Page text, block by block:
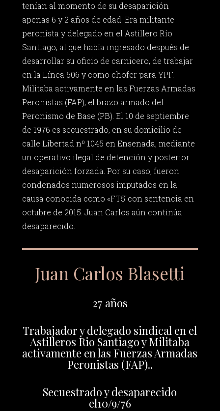
tenían al momento de su desaparición
apenas 6 y 2 años de edad. Era militante
peronista y delegado en el Astillero Río
Santiago, al que había ingresado después de
desarrollar su oficio de carnicero, de trabajar
en la Línea 506 y como chofer para YPF.
Militaba activamente en las Fuerzas Armadas
Peronistas (FAP), el brazo armado del
Peronismo de Base (PB). El 10 de septiembre
de 1976 es secuestrado, en su domicilio de
calle Libertad nº 1045 en Ensenada, mediante
un operativo ilegal de detención y posterior
desaparición forzada. Por su caso, fueron
condenados numerosos imputados en la
causa conocida como «FT5″con sentencia en
octubre de 2015. Juan Carlos aún continúa
desaparecido.
Juan Carlos Blasetti
27 años
Trabajador y delegado sindical en el
Astilleros Rio Santiago y Militaba
activamente en las Fuerzas Armadas
Peronistas (FAP)..
Secuestrado y desaparecido
el10/9/76